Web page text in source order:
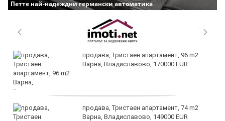
Петте най-надеждни германски автоматика
продава, Тристаен апартамент, 96 m2
Варна, Владиславово, 170000 EUR
продава, Тристаен апартамент, 74 m2
Варна, Владиславово, 149000 EUR